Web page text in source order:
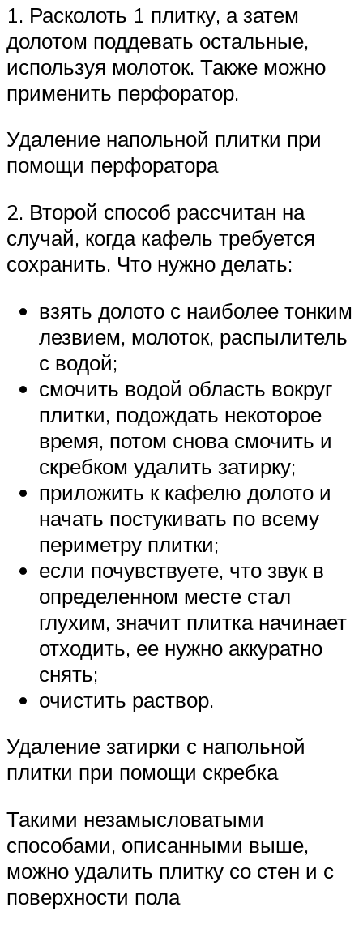
1. Расколоть 1 плитку, а затем
долотом поддевать остальные,
используя молоток. Также можно
применить перфоратор.
Удаление напольной плитки при
помощи перфоратора
2. Второй способ рассчитан на
случай, когда кафель требуется
сохранить. Что нужно делать:
взять долото с наиболее тонким
лезвием, молоток, распылитель
с водой;
смочить водой область вокруг
плитки, подождать некоторое
время, потом снова смочить и
скребком удалить затирку;
приложить к кафелю долото и
начать постукивать по всему
периметру плитки;
если почувствуете, что звук в
определенном месте стал
глухим, значит плитка начинает
отходить, ее нужно аккуратно
снять;
очистить раствор.
Удаление затирки с напольной
плитки при помощи скребка
Такими незамысловатыми
способами, описанными выше,
можно удалить плитку со стен и с
поверхности пола